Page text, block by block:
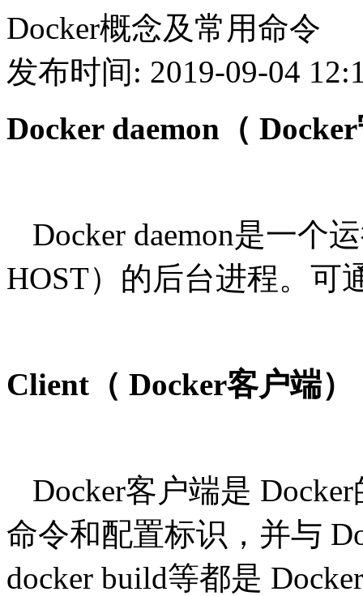
Docker概念及常用命令
发布时间: 2019-09-04
Docker daemon（
Docker daemon是一个
HOST）的后台进程。可
Client（ Docker客户端）
Docker客户端是
命令和配置标识，并与
docker build等都是